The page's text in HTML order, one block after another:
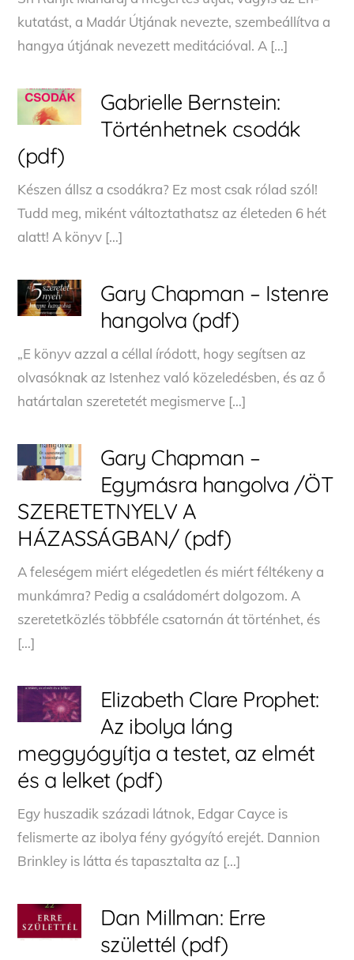
kutatást, a Madár Útjának nevezte, szembeállítva a
hangya útjának nevezett meditációval. A […]
Gabrielle Bernstein:
Történhetnek csodák
(pdf)
Készen állsz a csodákra? Ez most csak rólad szól!
Tudd meg, miként változtathatsz az életeden 6 hét
alatt! A könyv […]
Gary Chapman – Istenre
hangolva (pdf)
„E könyv azzal a céllal íródott, hogy segítsen az
olvasóknak az Istenhez való közeledésben, és az ő
határtalan szeretetét megismerve […]
Gary Chapman –
Egymásra hangolva /ÖT
SZERETETNYELV A
HÁZASSÁGBAN/ (pdf)
A feleségem miért elégedetlen és miért féltékeny a
munkámra? Pedig a családomért dolgozom. A
szeretetközlés többféle csatornán át történhet, és
[…]
Elizabeth Clare Prophet:
Az ibolya láng
meggyógyítja a testet, az elmét
és a lelket (pdf)
Egy huszadik századi látnok, Edgar Cayce is
felismerte az ibolya fény gyógyító erejét. Dannion
Brinkley is látta és tapasztalta az […]
Dan Millman: Erre
születtél (pdf)